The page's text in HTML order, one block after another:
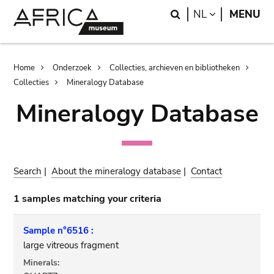
Search
NL LANGUAGE
MENU
Breadcrumb
Home Onderzoek
Collecties, archieven en bibliotheken
Collecties
Mineralogy Database
Mineralogy Database
Search |About the mineralogy database | Contact
1 samples matching your criteria
Sample n°6516 :
large vitreous fragment
Minerals: